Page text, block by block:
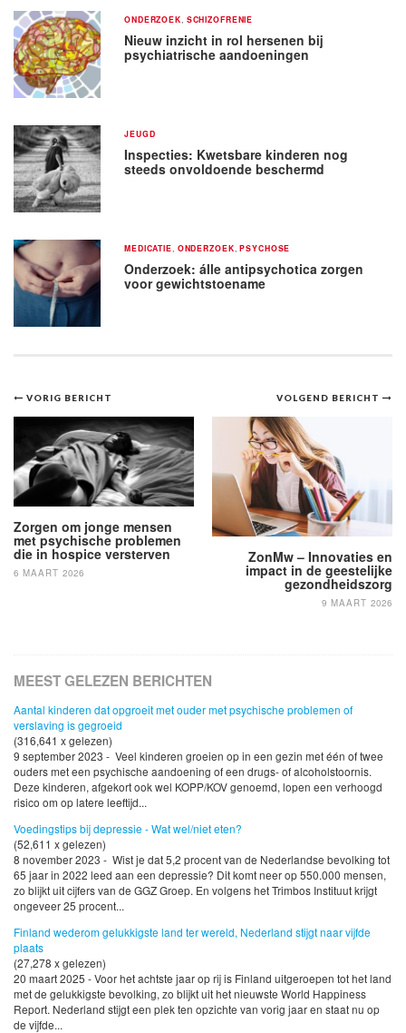
ONDERZOEK SCHIZOFRENIE
Nieuw inzicht in rol hersenen bij
psychiatrische aandoeningen
JEUGD
Inspecties: Kwetsbare kinderen nog
steeds onvoldoende beschermd
MEDICATIE ONDERZOEK ,PSYCHOSE
Onderzoek: álle antipsychotica zorgen
voor gewichtstoename
Bericht
navigatie
VOLGEND BERICHT
ZonMw – Innovaties en
impact in de geestelijke
gezondheidszorg
9 MAART 2026
VORIG BERICHT
Zorgen om jonge mensen
met psychische problemen
die in hospice versterven
6 MAART 2026
MEEST GELEZEN BERICHTEN
Aantal kinderen dat opgroeit met ouder met psychische problemen of
verslaving is gegroeid
(316,641 x gelezen)
9 september 2023 - Veel kinderen groeien op in een gezin met één of twee
ouders met een psychische aandoening of een drugs- of alcoholstoornis.
Deze kinderen, afgekort ook wel KOPP/KOV genoemd, lopen een verhoogd
risico om op latere leeftijd...
Voedingstips bij depressie - Wat wel/niet eten?
(52,611 x gelezen)
8 november 2023 - Wist je dat 5,2 procent van de Nederlandse bevolking tot
65 jaar in 2022 leed aan een depressie? Dit komt neer op 550.000 mensen,
zo blijkt uit cijfers van de GGZ Groep. En volgens het Trimbos Instituut krijgt
ongeveer 25 procent...
Finland wederom gelukkigste land ter wereld, Nederland stijgt naar vijfde
plaats
(27,278 x gelezen)
20 maart 2025 - Voor het achtste jaar op rij is Finland uitgeroepen tot het land
met de gelukkigste bevolking, zo blijkt uit het nieuwste World Happiness
Report. Nederland stijgt een plek ten opzichte van vorig jaar en staat nu op
de vijfde...